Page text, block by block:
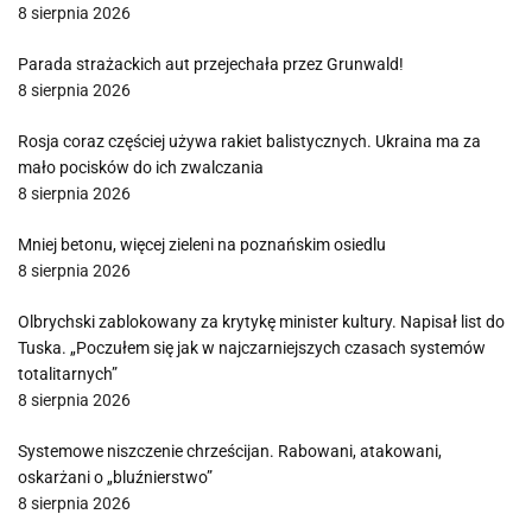
8 sierpnia 2026
Parada strażackich aut przejechała przez Grunwald!
8 sierpnia 2026
Rosja coraz częściej używa rakiet balistycznych. Ukraina ma za
mało pocisków do ich zwalczania
8 sierpnia 2026
Mniej betonu, więcej zieleni na poznańskim osiedlu
8 sierpnia 2026
Olbrychski zablokowany za krytykę minister kultury. Napisał list do
Tuska. „Poczułem się jak w najczarniejszych czasach systemów
totalitarnych”
8 sierpnia 2026
Systemowe niszczenie chrześcijan. Rabowani, atakowani,
oskarżani o „bluźnierstwo”
8 sierpnia 2026